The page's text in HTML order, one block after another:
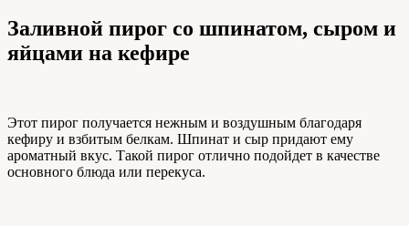
Заливной пирог со шпинатом, сыром и
яйцами на кефире
Этот пирог получается нежным и воздушным благодаря
кефиру и взбитым белкам. Шпинат и сыр придают ему
ароматный вкус. Такой пирог отлично подойдет в качестве
основного блюда или перекуса.